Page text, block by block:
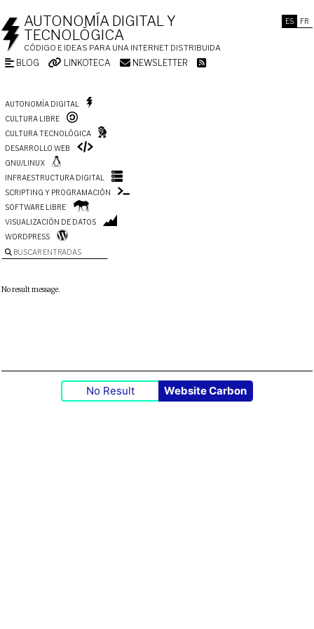
ES FR
AUTONOMÍA DIGITAL Y
TECNOLÓGICA
CÓDIGO E IDEAS PARA UNA INTERNET DISTRIBUIDA
BLOG LINKOTECA NEWSLETTER
AUTONOMÍA DIGITAL
CULTURA LIBRE
CULTURA TECNOLÓGICA
DESARROLLO WEB
GNU/LINUX
INFRAESTRUCTURA DIGITAL
SCRIPTING Y PROGRAMACIÓN
SOFTWARE LIBRE
VISUALIZACIÓN DE DATOS
WORDPRESS
BUSCAR ENTRADAS
No result message.
No Result Website Carbon